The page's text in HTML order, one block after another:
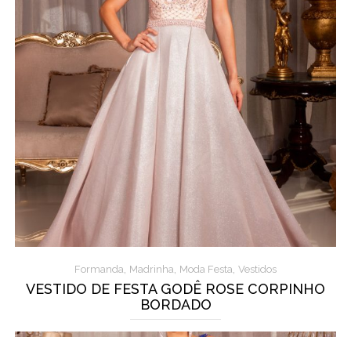
Formanda, Madrinha, Moda Festa, Vestidos
VESTIDO DE FESTA GODÊ ROSE CORPINHO
BORDADO